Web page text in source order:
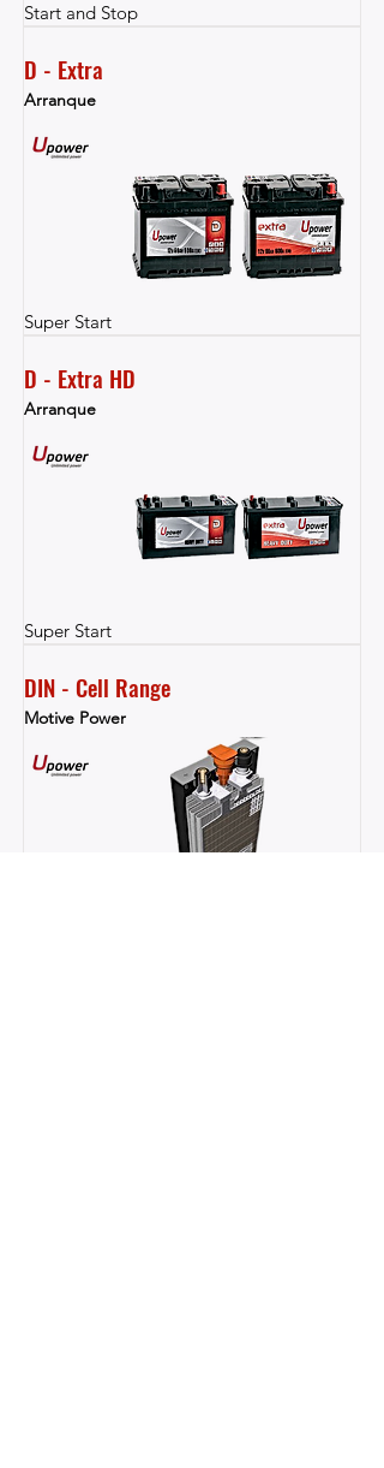
Start and Stop
D - Extra
Arranque
Super Start
D - Extra HD
Arranque
Super Start
DIN - Cell Range
Motive Power